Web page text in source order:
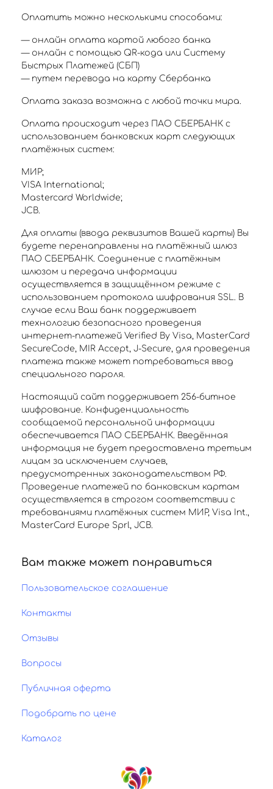
Оплатить можно несколькими способами:
— онлайн оплата картой любого банка
— онлайн с помощью QR-кода или Систему
Быстрых Платежей (СБП)
— путем перевода на карту Сбербанка
Оплата заказа возможна с любой точки мира.
Оплата происходит через ПАО СБЕРБАНК с
использованием банковских карт следующих
платёжных систем:
МИР;
VISA International;
Mastercard Worldwide;
JCB.
Для оплаты (ввода реквизитов Вашей карты) Вы
будете перенаправлены на платёжный шлюз
ПАО СБЕРБАНК. Соединение с платёжным
шлюзом и передача информации
осуществляется в защищённом режиме с
использованием протокола шифрования SSL. В
случае если Ваш банк поддерживает
технологию безопасного проведения
интернет-платежей Verified By Visa, MasterCard
SecureCode, MIR Accept, J-Secure, для проведения
платежа также может потребоваться ввод
специального пароля.
Настоящий сайт поддерживает 256-битное
шифрование. Конфиденциальность
сообщаемой персональной информации
обеспечивается ПАО СБЕРБАНК. Введённая
информация не будет предоставлена третьим
лицам за исключением случаев,
предусмотренных законодательством РФ.
Проведение платежей по банковским картам
осуществляется в строгом соответствии с
требованиями платёжных систем МИР, Visa Int.,
MasterCard Europe Sprl, JCB.
Вам также может понравиться
Пользовательское соглашение
Контакты
Отзывы
Вопросы
Публичная оферта
Подобрать по цене
Каталог